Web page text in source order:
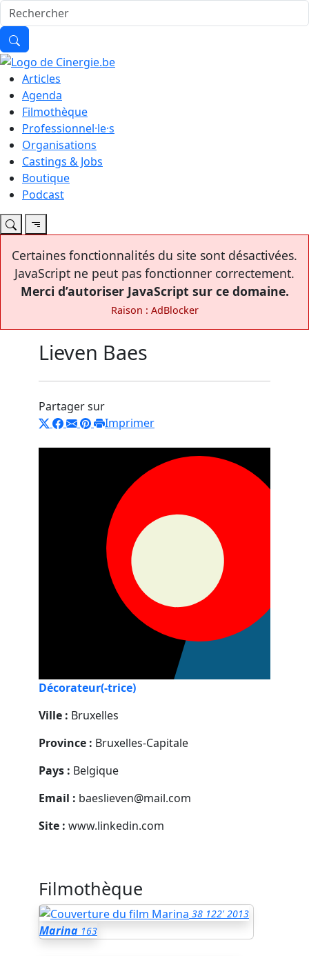
Articles
Agenda
Filmothèque
Professionnel·le·s
Organisations
Castings & Jobs
Boutique
Podcast
Certaines fonctionnalités du site sont désactivées.
JavaScript ne peut pas fonctionner correctement.
Merci d’autoriser JavaScript sur ce domaine.
Raison : AdBlocker
Lieven Baes
Partager sur
Imprimer
Décorateur(-trice)
Ville : Bruxelles
Province : Bruxelles-Capitale
Pays : Belgique
Email : baeslieven@mail.com
Site : www.linkedin.com
Filmothèque
38 122' 2013
Marina 163